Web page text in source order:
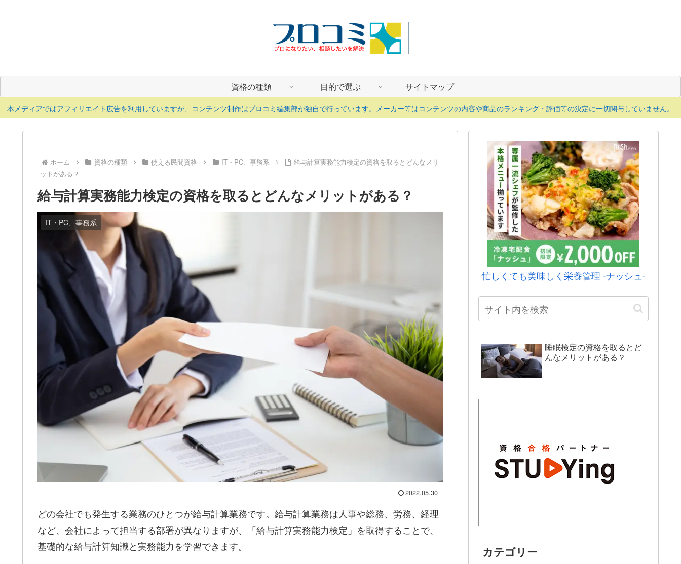
資格の種類 目的で選ぶ サイトマップ
本メディアではアフィリエイト広告を利用していますが、コンテンツ制作はプロコミ編集部が独自で行っています。メーカー等はコンテンツの内容や商品のランキング・評価等の決定に一切関与していません。
ホーム 資格の種類 使える民間資格 IT・PC、事務系
給与計算実務能力検定の資格を取るとどんなメリ
ットがある？
給与計算実務能力検定の資格を取るとどんなメリットがある？
IT・PC、事務系
2022.05.30
どの会社でも発生する業務のひとつが給与計算業務です。給与計算業務は人事や総務、労務、経理
など、会社によって担当する部署が異なりますが、「給与計算実務能力検定」を取得することで、
基礎的な給与計算知識と実務能力を学習できます。
忙しくても美味しく栄養管理 -ナッシュ-
睡眠検定の資格を取るとど
んなメリットがある？
カテゴリー